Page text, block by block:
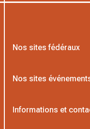
Nos sites fédéraux
Nos sites
Informations et